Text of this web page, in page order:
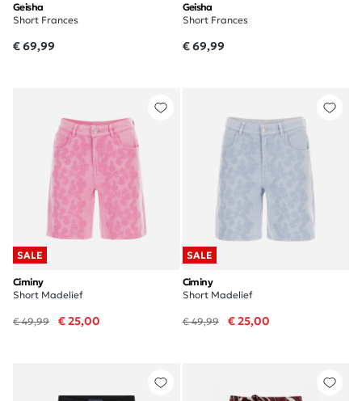
Geisha
Short Frances
€ 69,99
Geisha
Short Frances
€ 69,99
SALE
Ciminy
Short Madelief
€ 49,99 € 25,00
SALE
Ciminy
Short Madelief
€ 49,99 € 25,00